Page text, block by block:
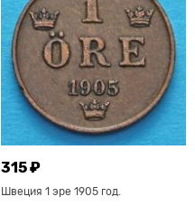
315 ₽
Швеция 1 эре 1905 год.